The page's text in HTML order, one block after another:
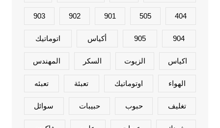
404
505
901
902
903
904
905 أكياس اتوماتيك
اكياس الزيوت السكر المهندس
الهواء اوتوماتيك تعبئة تعبئه
تغليف حبوب حبيبات سوائل